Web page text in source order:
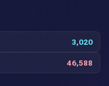
3,020
46,588